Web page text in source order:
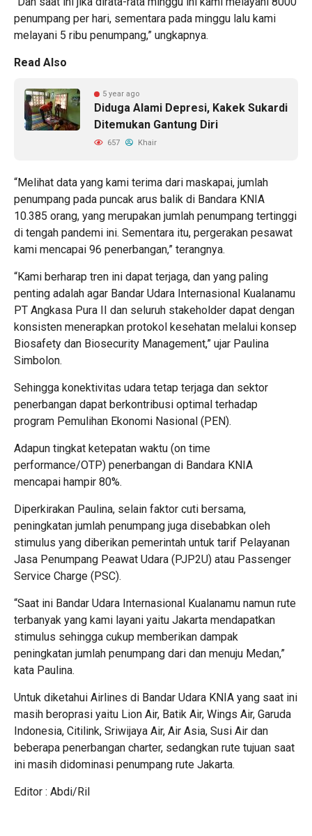
penumpang per hari, sementara pada minggu lalu kami
melayani 5 ribu penumpang,” ungkapnya.
Read Also
5 year ago
Diduga Alami Depresi, Kakek Sukardi
Ditemukan Gantung Diri
657 Khair
“Melihat data yang kami terima dari maskapai, jumlah
penumpang pada puncak arus balik di Bandara KNIA
10.385 orang, yang merupakan jumlah penumpang tertinggi
di tengah pandemi ini. Sementara itu, pergerakan pesawat
kami mencapai 96 penerbangan,” terangnya.
“Kami berharap tren ini dapat terjaga, dan yang paling
penting adalah agar Bandar Udara Internasional Kualanamu
PT Angkasa Pura II dan seluruh stakeholder dapat dengan
konsisten menerapkan protokol kesehatan melalui konsep
Biosafety dan Biosecurity Management,” ujar Paulina
Simbolon.
Sehingga konektivitas udara tetap terjaga dan sektor
penerbangan dapat berkontribusi optimal terhadap
program Pemulihan Ekonomi Nasional (PEN).
Adapun tingkat ketepatan waktu (on time
performance/OTP) penerbangan di Bandara KNIA
mencapai hampir 80%.
Diperkirakan Paulina, selain faktor cuti bersama,
peningkatan jumlah penumpang juga disebabkan oleh
stimulus yang diberikan pemerintah untuk tarif Pelayanan
Jasa Penumpang Peawat Udara (PJP2U) atau Passenger
Service Charge (PSC).
“Saat ini Bandar Udara Internasional Kualanamu namun rute
terbanyak yang kami layani yaitu Jakarta mendapatkan
stimulus sehingga cukup memberikan dampak
peningkatan jumlah penumpang dari dan menuju Medan,”
kata Paulina.
Untuk diketahui Airlines di Bandar Udara KNIA yang saat ini
masih beroprasi yaitu Lion Air, Batik Air, Wings Air, Garuda
Indonesia, Citilink, Sriwijaya Air, Air Asia, Susi Air dan
beberapa penerbangan charter, sedangkan rute tujuan saat
ini masih didominasi penumpang rute Jakarta.
Editor : Abdi/Ril